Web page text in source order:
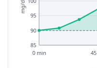
85
90
95
0 min
mg/dL